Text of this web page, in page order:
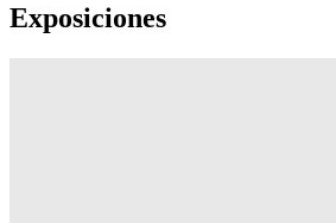
Exposiciones